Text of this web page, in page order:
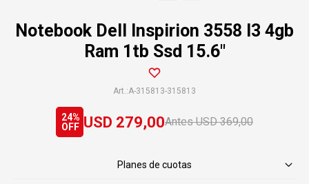
Notebook Dell Inspirion 3558 I3 4gb
Ram 1tb Ssd 15.6"
A-315813-315813
USD 279,00 USD 369,00
24
Planes de cuotas